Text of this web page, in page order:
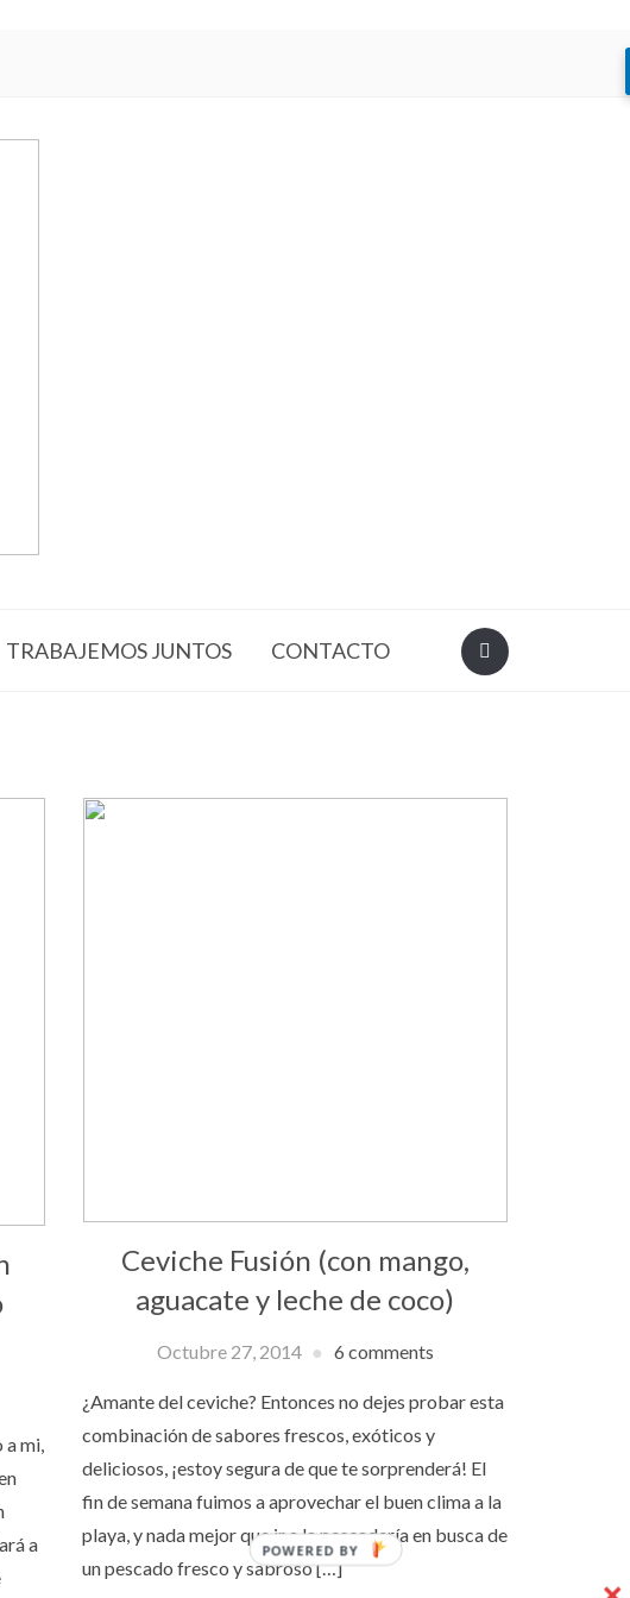
TRABAJEMOS JUNTOS CONTACTO
a mi,
a
Ceviche Fusión (con mango,
aguacate y leche de coco)
Octubre 27, 2014 6 comments
¿Amante del ceviche? Entonces no dejes probar esta
combinación de sabores frescos, exóticos y
deliciosos, ¡estoy segura de que te sorprenderá! El
fin de semana fuimos a aprovechar el buen clima a la
playa, y nada mejor que ir a la pescadería en busca de
un pescado fresco y sabroso […]
POWERED BY